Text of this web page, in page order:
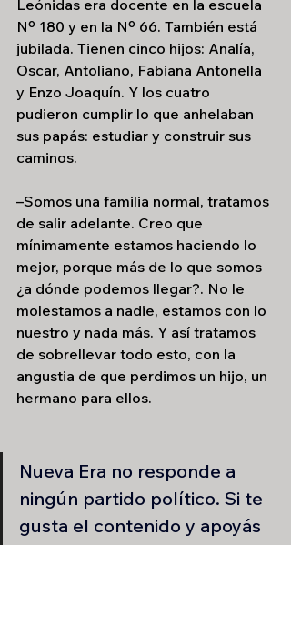
Leónidas era docente en la escuela
Nº 180 y en la Nº 66. También está
jubilada. Tienen cinco hijos: Analía,
Oscar, Antoliano, Fabiana Antonella
y Enzo Joaquín. Y los cuatro
pudieron cumplir lo que anhelaban
sus papás: estudiar y construir sus
caminos.
–Somos una familia normal, tratamos
de salir adelante. Creo que
mínimamente estamos haciendo lo
mejor, porque más de lo que somos
¿a dónde podemos llegar?. No le
molestamos a nadie, estamos con lo
nuestro y nada más. Y así tratamos
de sobrellevar todo esto, con la
angustia de que perdimos un hijo, un
hermano para ellos.
Nueva Era no responde a
ningún partido político. Si te
gusta el contenido y apoyás
la información libre, podés